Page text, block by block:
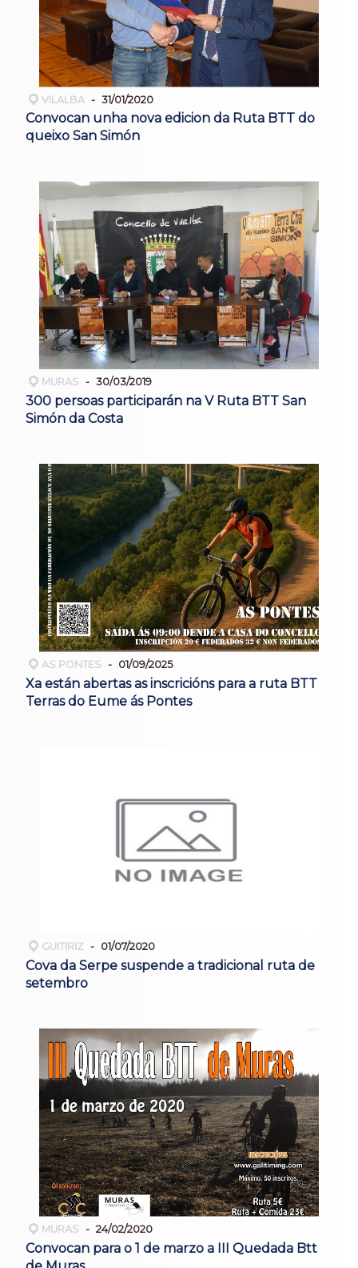
VILALBA 31/01/2020
Convocan unha nova edicion da Ruta BTT do
queixo San Simón
MURAS 30/03/2019
300 persoas participarán na V Ruta BTT San
Simón da Costa
AS PONTES 01/09/2025
Xa están abertas as inscricións para a ruta BTT
Terras do Eume ás Pontes
GUITIRIZ 01/07/2020
Cova da Serpe suspende a tradicional ruta de
setembro
MURAS 24/02/2020
Convocan para o 1 de marzo a III Quedada Btt